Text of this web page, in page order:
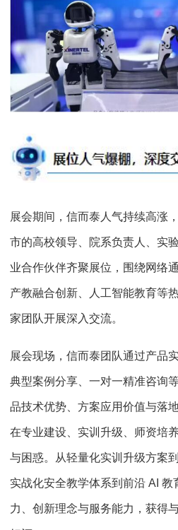
展会期间，信而泰人气持续高涨
市的高校领导、院系负责人、实
业合作伙伴齐聚展位，围绕网络
产教融合创新、人工智能教育等
家团队开展深入交流。
展会现场，信而泰团队通过产品
典型案例分享、一对一精准咨询
品技术优势、方案应用价值与落
在专业建设、实训升级、师资培
与困惑。从轻量化实训升级方案
实战化安全教学体系到前沿 AI
力、创新理念与服务能力，获得